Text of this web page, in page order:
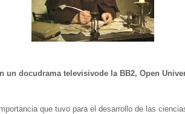
un docudrama televisivode la BB2, Open
que tuvo para el desarrollo de las